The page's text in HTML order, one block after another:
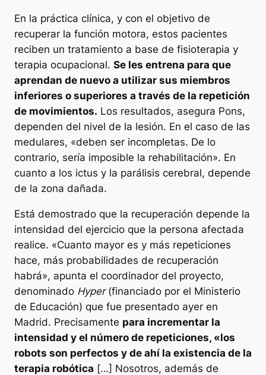
En la práctica clínica, y con el objetivo de
recuperar la función motora, estos pacientes
reciben un tratamiento a base de fisioterapia y
terapia ocupacional. Se les entrena para que
aprendan de nuevo a utilizar sus miembros
inferiores o superiores a través de la repetición
de movimientos. Los resultados, asegura Pons,
dependen del nivel de la lesión. En el caso de las
medulares, «deben ser incompletas. De lo
contrario, sería imposible la rehabilitación». En
cuanto a los ictus y la parálisis cerebral, depende
de la zona dañada.
Está demostrado que la recuperación depende la
intensidad del ejercicio que la persona afectada
realice. «Cuanto mayor es y más repeticiones
hace, más probabilidades de recuperación
habrá», apunta el coordinador del proyecto,
denominado Hyper(financiado por el Ministerio
de Educación) que fue presentado ayer en
Madrid. Precisamente para incrementar la
intensidad y el número de repeticiones, «los
robots son perfectos y de ahí la existencia de la
terapia robótica […] Nosotros, además de